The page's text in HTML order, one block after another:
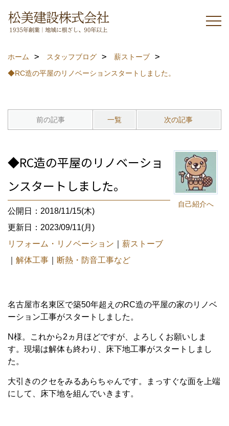
ホーム スタッフブログ
薪ストーブ
◆RC造の平屋のリノベーションスタートしました。
前の記事 一覧 次の記事
自己紹介へ
◆RC造の平屋のリノベーショ
ンスタートしました。
公開日：2018/11/15(木)
更新日：2023/09/11(月)
リフォーム・リノベーション
薪ストーブ
解体工事 断熱・防音工事など
名古屋市名東区で築50年超えのRC造の平屋の家のリノベ
ーション工事がスタートしました。
N様。これから2ヵ月ほどですが、よろしくお願いしま
す。現場は解体も終わり、床下地工事がスタートしまし
た。
大引きのクセをみるあらちゃんです。まっすぐな面を上端
にして、床下地を組んでいきます。